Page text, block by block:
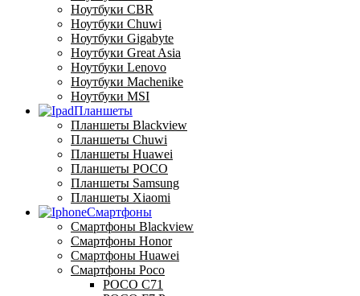
Ноутбуки CBR
Ноутбуки Chuwi
Ноутбуки Gigabyte
Ноутбуки Great Asia
Ноутбуки Lenovo
Ноутбуки Machenike
Ноутбуки MSI
Планшеты
Планшеты Blackview
Планшеты Chuwi
Планшеты Huawei
Планшеты POCO
Планшеты Samsung
Планшеты Xiaomi
Смартфоны
Смартфоны Blackview
Смартфоны Honor
Смартфоны Huawei
Смартфоны Poco
POCO C71